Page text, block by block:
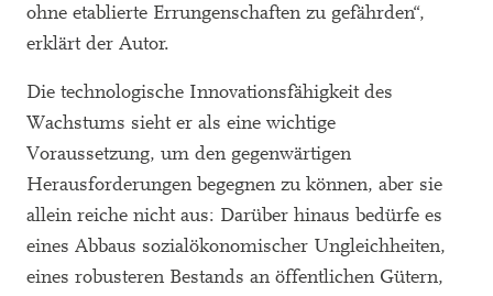
ohne etablierte Errungenschaften zu gefährden“,
erklärt der Autor.
Die technologische Innovationsfähigkeit des
Wachstums sieht er als eine wichtige
Voraussetzung, um den gegenwärtigen
Herausforderungen begegnen zu können, aber sie
allein reiche nicht aus: Darüber hinaus bedürfe es
eines Abbaus sozialökonomischer Ungleichheiten,
eines robusteren Bestands an öffentlichen Gütern,